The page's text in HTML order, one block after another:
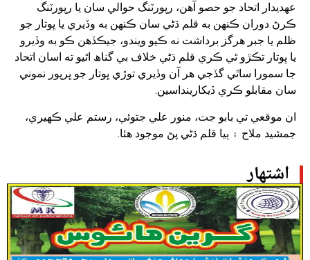
اشتهار
عھديدار اتحاد جو حصو آھن، رپورٽنگ حوالي سان يا رپورٽنگ
ڪرڻ دوران ڪنھن به قلم ڌڻي سان ڪنھن به وڏيري يا ڀوتار جو
ظلم يا جبر ھرگز برداشت نه ڪيو ويندو، جيڪڏھن ڪو به وڏيرو
يا ڀوتار تڪڙو ٿي ڪري قلم ڌڻي خلاف بي گناھ اٿيو ته اسان اتحاد
جا سمورا ساٿي گڏجي ھر آن وڏيري توڙي ڀوتار جو ڀرپور نموني
سان مقابلو ڪري ڏيکارينداسين.
ان موقعي تي بابو جت، منور علي جتوئي، رستم علي ڪھيري،
جمشيد ملاح ۽ ٻيا قلم ڌڻي پڻ موجود ھئا.